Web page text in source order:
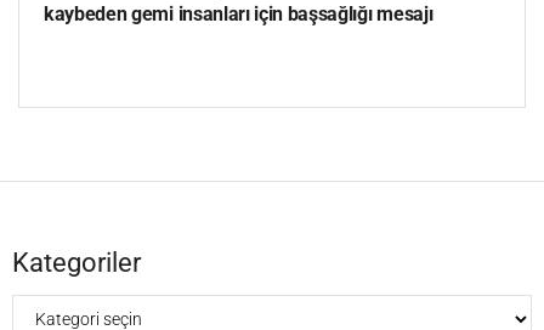
kaybeden gemi insanları için başsağlığı mesajı
Kategoriler